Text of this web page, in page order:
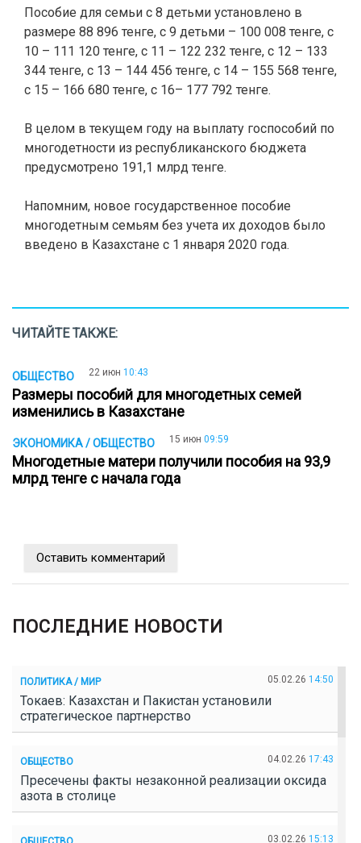
Пособие для семьи с 8 детьми установлено в
размере 88 896 тенге, с 9 детьми – 100 008 тенге, с
10 – 111 120 тенге, с 11 – 122 232 тенге, с 12 – 133
344 тенге, с 13 – 144 456 тенге, с 14 – 155 568 тенге,
с 15 – 166 680 тенге, с 16– 177 792 тенге.
В целом в текущем году на выплату госпособий по
многодетности из республиканского бюджета
предусмотрено 191,1 млрд тенге.
Напомним, новое государственное пособие
многодетным семьям без учета их доходов было
введено в Казахстане с 1 января 2020 года.
ЧИТАЙТЕ ТАКЖЕ:
ОБЩЕСТВО 22 июн 10:43
Размеры пособий для многодетных семей
изменились в Казахстане
ЭКОНОМИКА / ОБЩЕСТВО 15 июн 09:59
Многодетные матери получили пособия на 93,9
млрд тенге с начала года
Оставить комментарий
ПОСЛЕДНИЕ НОВОСТИ
ПОЛИТИКА / МИР 05.02.26 14:50
Токаев: Казахстан и Пакистан установили
стратегическое партнерство
ОБЩЕСТВО 04.02.26 17:43
Пресечены факты незаконной реализации оксида
азота в столице
03.02.26 15:13